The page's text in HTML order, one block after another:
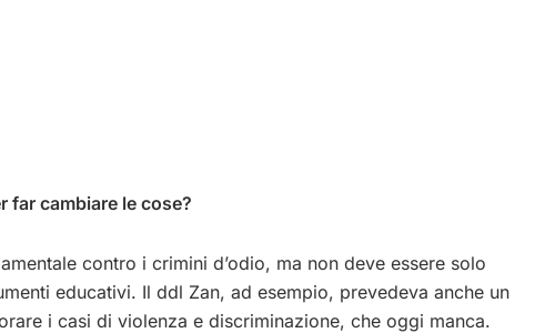
far cambiare le cose?
contro i crimini d’odio, ma non deve essere solo
educativi. Il ddl Zan, ad esempio, prevedeva anche un
i casi di violenza e discriminazione, che oggi manca.